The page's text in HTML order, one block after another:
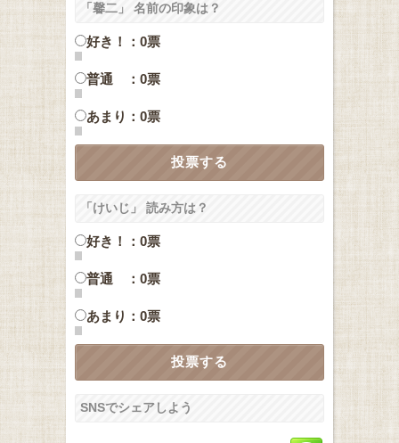
「馨二」 名前の印象は？
好き！：0票
普通 ：0票
あまり：0票
「けいじ」 読み方は？
好き！：0票
普通 ：0票
あまり：0票
SNSでシェアしよう